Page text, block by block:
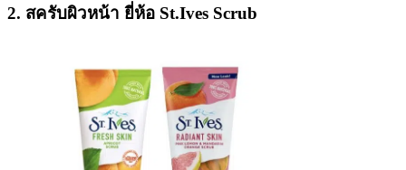
2. สครับผิวหน้า ยี่ห้อ St.Ives Scrub